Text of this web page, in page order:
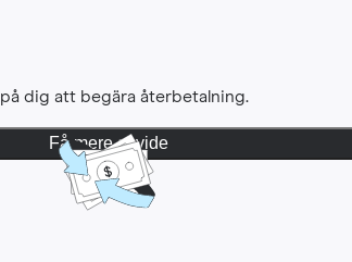
på dig att begära återbetalning.
Få mere at vide